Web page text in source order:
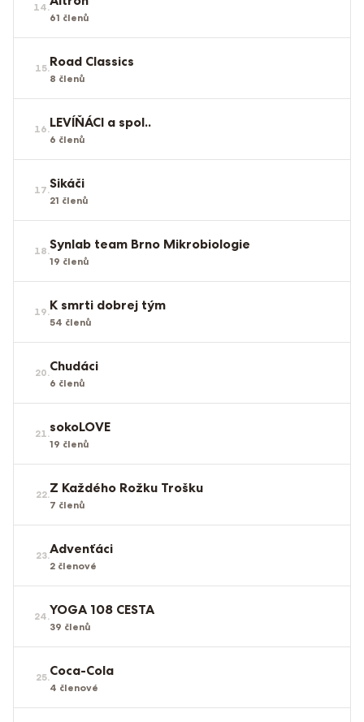
14.
61 členů
15.Road Classics
8 členů
16.LEVÍŇÁCI a spol..
6 členů
17.Sikáči
21 členů
18.Synlab team Brno Mikrobiologie
19 členů
19.K smrti dobrej tým
54 členů
20.Chudáci
6 členů
21.sokoLOVE
19 členů
22.Z Každého Rožku Trošku
7 členů
23.Advenťáci
2 členové
24.YOGA 108 CESTA
39 členů
25.Coca-Cola
4 členové